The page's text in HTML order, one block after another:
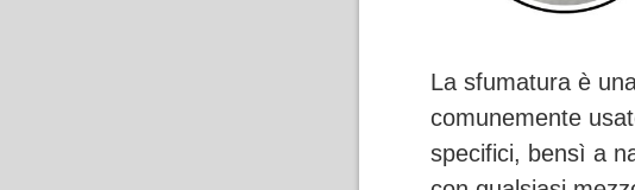
La sfumatura è
comunemente
specifici, bensì a